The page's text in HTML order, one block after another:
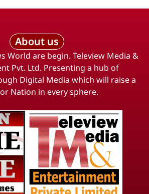
About us
World are begin. Teleview Media &
Pvt. Ltd. Presenting a hub of
Digital Media which will raise a
Nation in every sphere.